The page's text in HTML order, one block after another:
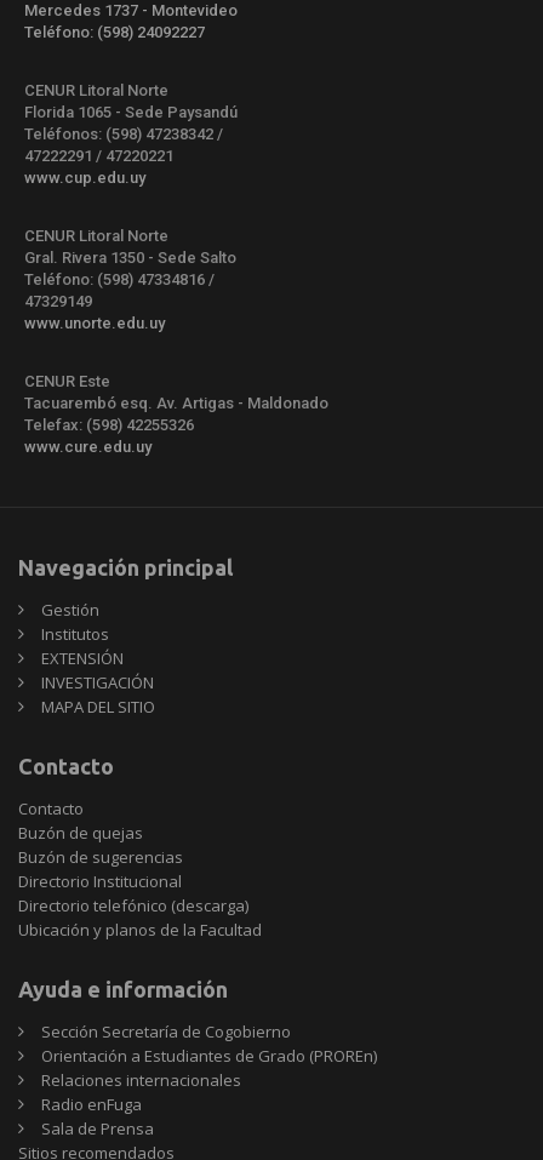
Mercedes 1737 - Montevideo
Teléfono: (598) 24092227
CENUR Litoral Norte
Florida 1065 - Sede Paysandú
Teléfonos: (598) 47238342 /
47222291 / 47220221
www.cup.edu.uy
CENUR Litoral Norte
Gral. Rivera 1350 - Sede Salto
Teléfono: (598) 47334816 /
47329149
www.unorte.edu.uy
CENUR Este
Tacuarembó esq. Av. Artigas - Maldonado
Telefax: (598) 42255326
www.cure.edu.uy
Navegación principal
Gestión
Institutos
EXTENSIÓN
INVESTIGACIÓN
MAPA DEL SITIO
Contacto
Contacto
Buzón de quejas
Buzón de sugerencias
Directorio Institucional
Directorio telefónico (descarga)
Ubicación y planos de la Facultad
Ayuda e información
Sección Secretaría de Cogobierno
Orientación a Estudiantes de Grado (PROREn)
Relaciones internacionales
Radio enFuga
Sala de Prensa
Sitios
Sitios recomendados